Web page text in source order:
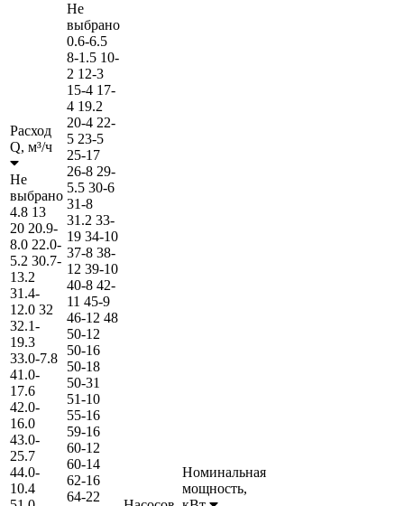
Расход
Q, м³/ч
Не
выбрано
4.8 13
20 20.9-
8.0 22.0-
5.2 30.7-
13.2
31.4-
12.0 32
32.1-
19.3
33.0-7.8
41.0-
17.6
42.0-
16.0
43.0-
25.7
44.0-
10.4
Не
выбрано
0.6-6.5
8-1.5 10-
2 12-3
15-4 17-
4 19.2
20-4 22-
5 23-5
25-17
26-8 29-
5.5 30-6
31-8
31.2 33-
19 34-10
37-8 38-
12 39-10
40-8 42-
11 45-9
46-12 48
50-12
50-16
50-18
50-31
51-10
55-16
59-16
60-12
60-14
62-16
64-22
Номинальная
мощность,